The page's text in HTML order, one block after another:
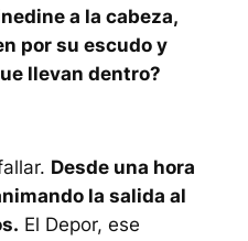
a la cabeza,
por su escudo y
llevan dentro?
Desde una hora
la salida al
El Depor, ese